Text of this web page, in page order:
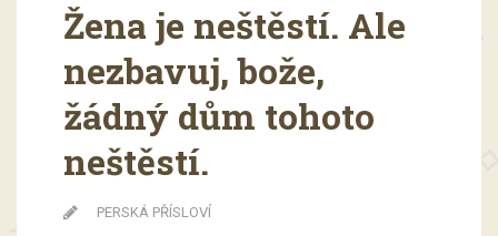
Žena je neštěstí. Ale
nezbavuj, bože,
žádný dům tohoto
neštěstí.
PERSKÁ PŘÍSLOVÍ